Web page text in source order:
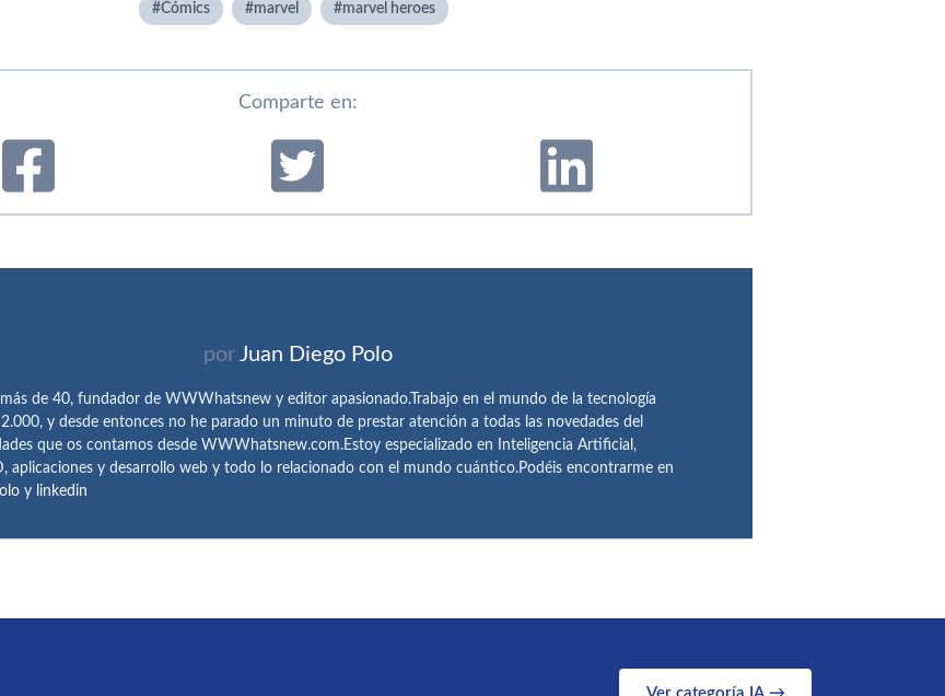
Cómics marvel marvel heroes
Comparte en:
por Juan Diego Polo
más de 40, fundador de WWWhatsnew y editor apasionado.Trabajo en el mundo de la tecnología
y desde entonces no he parado un minuto de prestar atención a todas las novedades del
que os contamos desde WWWhatsnew.com.Estoy especializado en Inteligencia Artificial,
aplicaciones y desarrollo web y todo lo relacionado con el mundo cuántico.Podéis encontrarme en
y linkedin